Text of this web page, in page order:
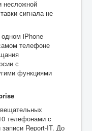
несложной
сигнала не
одном iPhone
телефоне
с
функциями
телефонами с
Report-IT. До